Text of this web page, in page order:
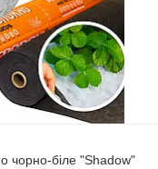
чорно-біле "Shadow"